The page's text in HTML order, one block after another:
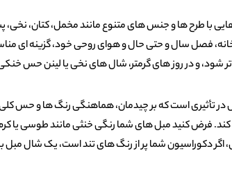
با طرح‌ ها و جنس‌ های متنوع مانند مخمل، کتان،
فصل سال و حتی حال‌ و‌ هوای روحی خود، گزینه‌ ای
تر شود، و در روز های گرمتر، شال‌ های نخی یا لینن حس
تأثیری است که بر چیدمان، هماهنگی رنگ‌ ها و حس
فرض کنید مبل‌ های شما رنگی خنثی مانند طوسی یا
دکوراسیون شما پر از رنگ‌ های تند است، یک شال مبل